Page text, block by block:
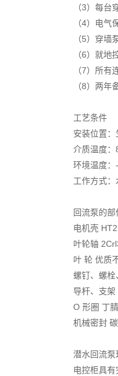
（3）每台
（4）电气
（5）穿墙
（6）就地
（7）所
（8）两年
工艺条件
安装位置
介质温度
环境温度
工作方式：
回流泵的部
电机壳
叶轮轴
叶 轮 优质
螺钉、螺
导杆、支架
O 形圈 丁
机械密封
潜水回流泵
电控柜具